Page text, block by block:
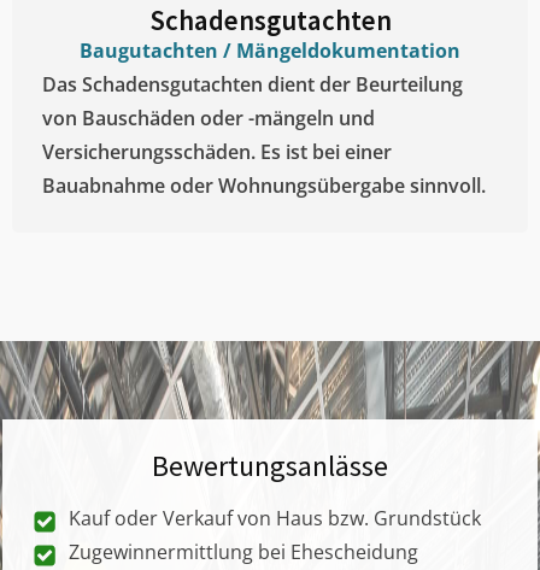
Schadensgutachten
Baugutachten / Mängeldokumentation
Das Schadensgutachten dient der Beurteilung
von Bauschäden oder -mängeln und
Versicherungsschäden. Es ist bei einer
Bauabnahme oder Wohnungsübergabe sinnvoll.
Bewertungsanlässe
Kauf oder Verkauf von Haus bzw. Grundstück
Zugewinnermittlung bei Ehescheidung